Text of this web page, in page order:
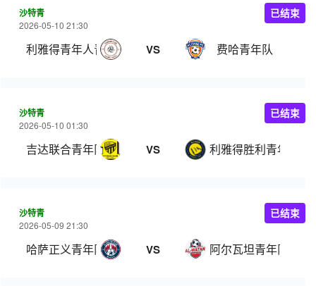
沙特青
2026-05-10 21:30
利雅得青年人青年队 VS 费哈青年队
已结束
沙特青
2026-05-10 01:30
吉达联合青年队 VS 利雅得胜利青年队
已结束
沙特青
2026-05-09 21:30
哈萨正义青年队 VS 阿尔瓦坦青年队
已结束